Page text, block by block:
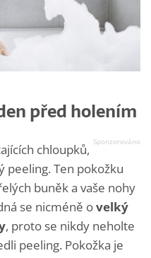
před holením
chloupků,
peeling. Ten pokožku
buněk a vaše nohy
se nicméně ovelký
, proto se nikdy neholte
peeling. Pokožka je